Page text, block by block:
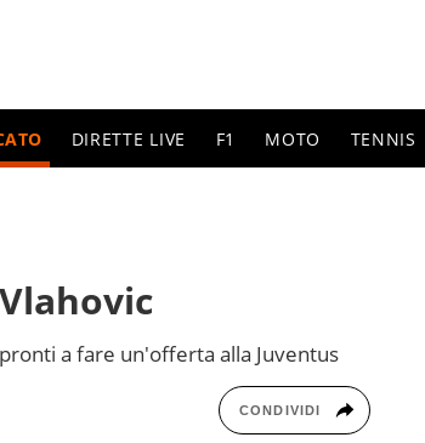
DIRETTE LIVE F1 MOTO TENNIS
a fare un'offerta alla Juventus
CONDIVIDI